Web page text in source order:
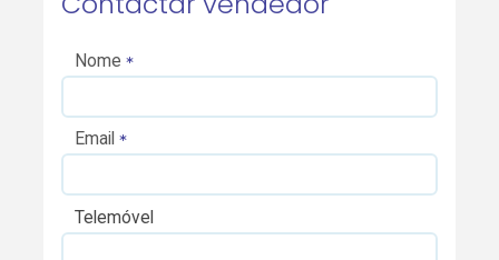
Nome
Email
Telemóvel